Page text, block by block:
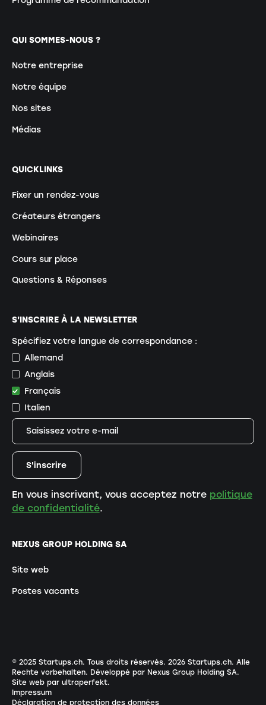
QUI SOMMES-NOUS ?
Notre entreprise
Notre équipe
Nos sites
Médias
QUICKLINKS
Fixer un rendez-vous
Créateurs étrangers
Webinaires
Cours sur place
Questions & Réponses
NEXUS GROUP HOLDING SA
Site web
Postes vacants
S'INSCRIRE À LA NEWSLETTER
Spécifiez votre langue de correspondance :
Allemand
Anglais
Français
Italien
En vous inscrivant, vous acceptez notre politique
de confidentialité.
© 2025 Startups.ch. Tous droits réservés. 2026Startups.ch. Alle
Rechte vorbehalten. Développé par Nexus Group Holding SA.
Site web par ultraperfekt.
Impressum
Déclaration de protection des données